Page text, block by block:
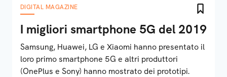
DIGITAL MAGAZINE
I migliori smartphone 5G del 2019
Samsung, Huawei, LG e Xiaomi hanno presentato il
loro primo smartphone 5G e altri produttori
(OnePlus e Sony) hanno mostrato dei prototipi.